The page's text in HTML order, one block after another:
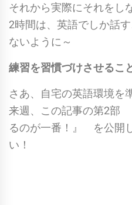
それから実際にそれをし
2時間は、英語でしか話
ないように～
練習を習慣づけさせるこ
さあ、自宅の英語環境を
来週、この記事の第2部
るのが一番！』 を公開
い！